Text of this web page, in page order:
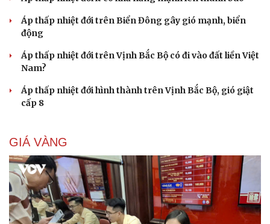
Cải chính
Áp thấp nhiệt đới trên Biển Đông gây gió mạnh, biển
động
Áp thấp nhiệt đới trên Vịnh Bắc Bộ có đi vào đất liền Việt
Nam?
Áp thấp nhiệt đới hình thành trên Vịnh Bắc Bộ, gió giật
cấp 8
GIÁ VÀNG